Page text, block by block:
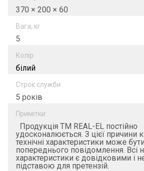
370 × 200 × 60
Вага, кг
5
Колір
білий
Строк служби
5 років
Примітки:
Продукція ТМ REAL-EL постійно
удосконалюється. З цієї причини
технічні характеристики може
попереднього повідомлення. Всі
характеристики є довідковими і
підставою для претензій.